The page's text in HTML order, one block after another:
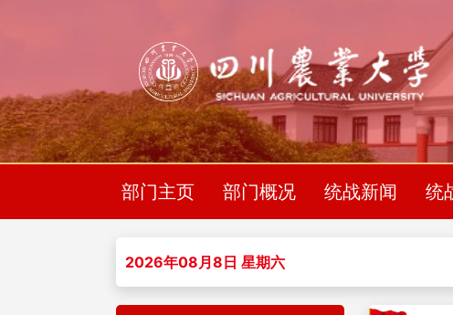
部门主页 部门概况 统战新闻 统
2026年08月8日 星期六